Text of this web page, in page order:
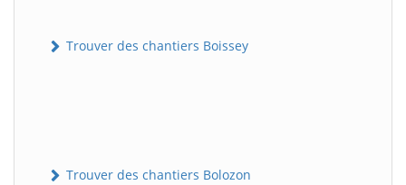
Trouver des chantiers Boissey
Trouver des chantiers Bolozon